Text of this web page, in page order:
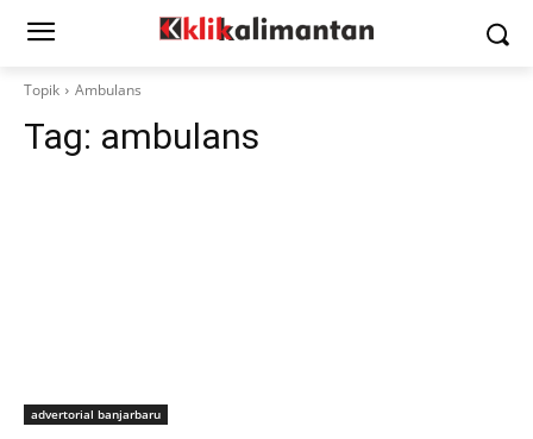
Topik Ambulans
Tag: ambulans
advertorial banjarbaru